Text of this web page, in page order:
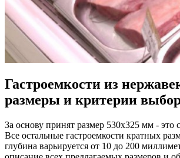
Гастроемкости из
размеры и критерии
За основу принят размер 530х325 мм - это
Все остальные гастроемкости кратных
глубина варьируется от 10 до 200